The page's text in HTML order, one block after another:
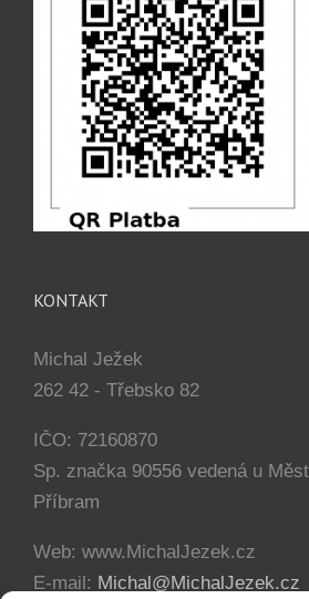
KONTAKT
Michal Ježek
262 42 - Třebsko 82
IČO: 72160870
Sp. značka 90556 vedená u
Příbram
Web: www.MichalJezek.cz
E-mail: Michal@MichalJezek.cz